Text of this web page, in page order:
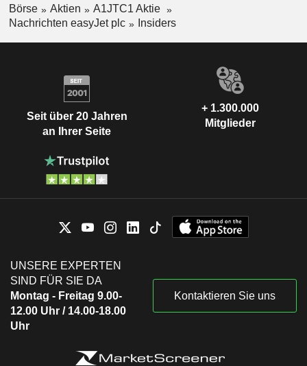
Börse Aktien
A1JTC1 Aktie
Nachrichten easyJet plc
Insiders
Seit über 20 Jahren
an Ihrer Seite
+ 1.300.000
Mitglieder
UNSERE EXPERTEN
SIND FÜR SIE DA
Montag - Freitag 9.00-
12.00 Uhr / 14.00-18.00
Uhr
Kontaktieren Sie uns